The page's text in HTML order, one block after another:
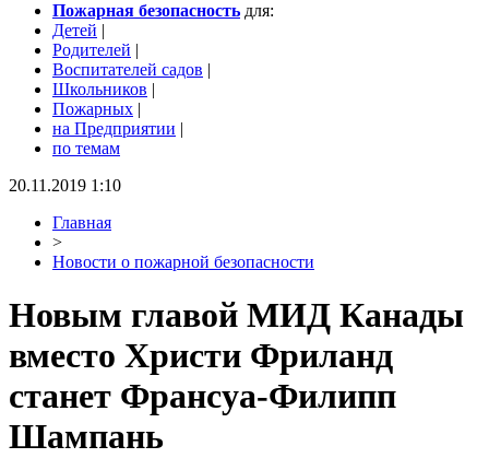
Пожарная безопасность для:
Детей |
Родителей |
Воспитателей садов |
Школьников |
Пожарных |
на Предприятии |
по темам
20.11.2019 1:10
Главная
>
Новости о пожарной безопасности
Новым главой МИД Канады
вместо Христи Фриланд
станет Франсуа-Филипп
Шампань